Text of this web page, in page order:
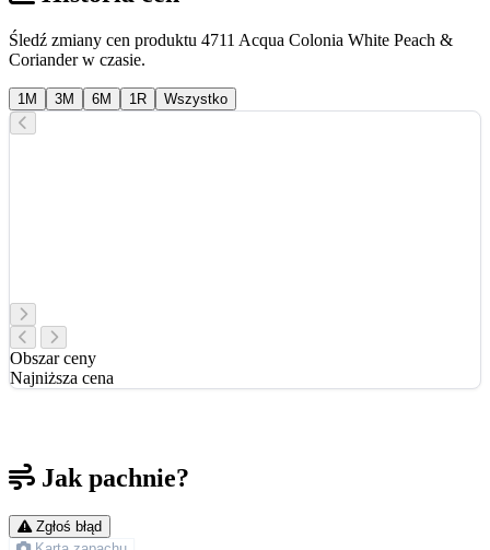
Śledź zmiany cen produktu 4711 Acqua Colonia White Peach &
Coriander w czasie.
1M 3M 6M 1R Wszystko
Obszar ceny
Najniższa cena
Jak pachnie?
Zgłoś błąd